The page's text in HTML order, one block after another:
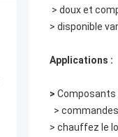
> doux et
> disponible
Applications :
> Composants
>
> chauffez le